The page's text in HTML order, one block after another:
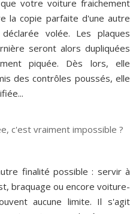
votre voiture fraichement
la copie parfaite d'une autre
volée. Les plaques
seront alors dupliquées
piquée. Dès lors, elle
des contrôles poussés, elle
finalité possible : servir à
braquage ou encore voiture-
aucune limite. Il s'agit